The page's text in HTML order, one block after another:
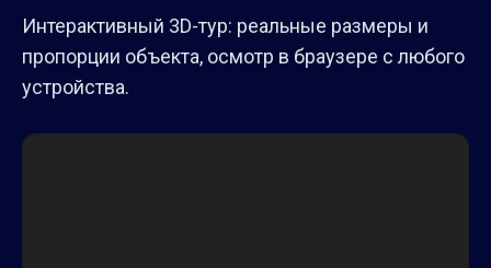
Интерактивный 3D-тур: реальные размеры и
пропорции объекта, осмотр в браузере с любого
устройства.